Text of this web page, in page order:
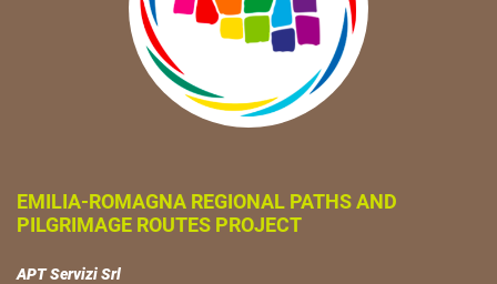
EMILIA-ROMAGNA REGIONAL PATHS AND
PILGRIMAGE ROUTES PROJECT
APT Servizi Srl